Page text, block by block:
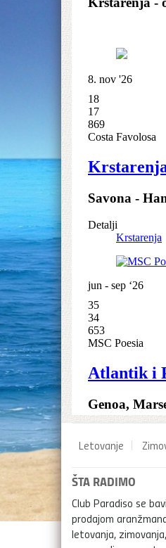
Letovanje
ŠTA RADIMO
Club Paradiso se
prodajom
letovanja,